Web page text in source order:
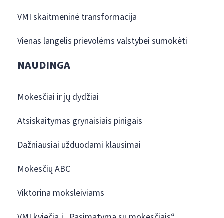
VMI skaitmeninė transformacija
Vienas langelis prievolėms valstybei sumokėti
NAUDINGA
Mokesčiai ir jų dydžiai
Atsiskaitymas grynaisiais pinigais
Dažniausiai užduodami klausimai
Mokesčių ABC
Viktorina moksleiviams